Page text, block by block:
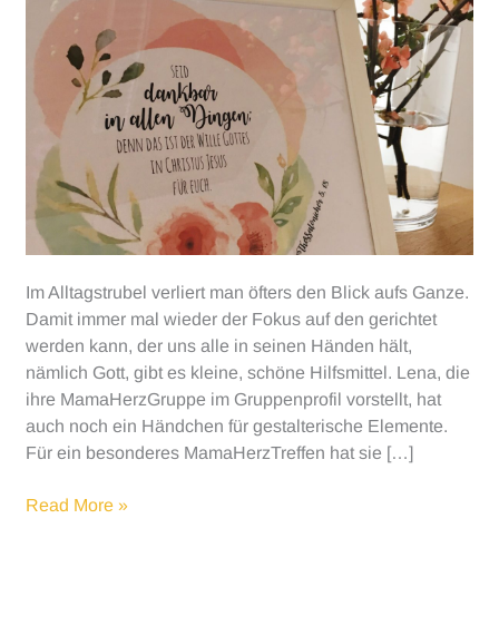
Im Alltagstrubel verliert man öfters den Blick aufs Ganze.
Damit immer mal wieder der Fokus auf den gerichtet
werden kann, der uns alle in seinen Händen hält,
nämlich Gott, gibt es kleine, schöne Hilfsmittel. Lena, die
ihre MamaHerzGruppe im Gruppenprofil vorstellt, hat
auch noch ein Händchen für gestalterische Elemente.
Für ein besonderes MamaHerzTreffen hat sie […]
Bibelverse
Read More »